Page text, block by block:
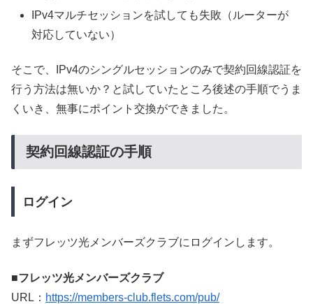
IPv4マルチセッションを試しても失敗（ルーターが
対応していない）
そこで、IPv4のシングルセッションのみで契約回線認証を
行う方法は無いか？と試していたところ後述の手順でうま
くいき、無事にポイント交換ができました。
契約回線認証の手順
ログイン
まずフレッツ光メンバーズクラブにログインします。
■フレッツ光メンバーズクラブ
URL： https://members-club.flets.com/pub/